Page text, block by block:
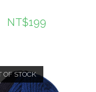
NT$199
OF STOCK